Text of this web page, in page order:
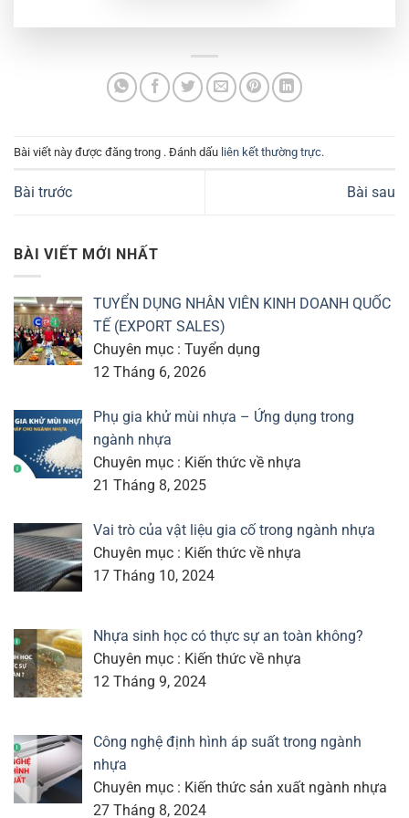
Bài viết này được đăng trong . Đánh dấu liên kết thường trực.
Bài trước Bài sau
BÀI VIẾT MỚI NHẤT
TUYỂN DỤNG NHÂN VIÊN KINH DOANH QUỐC
TẾ (EXPORT SALES)
Chuyên mục : Tuyển dụng
12 Tháng 6, 2026
Phụ gia khử mùi nhựa – Ứng dụng trong
ngành nhựa
Chuyên mục : Kiến thức về nhựa
21 Tháng 8, 2025
Vai trò của vật liệu gia cố trong ngành nhựa
Chuyên mục : Kiến thức về nhựa
17 Tháng 10, 2024
Nhựa sinh học có thực sự an toàn không?
Chuyên mục : Kiến thức về nhựa
12 Tháng 9, 2024
Công nghệ định hình áp suất trong ngành
nhựa
Chuyên mục : Kiến thức sản xuất ngành nhựa
27 Tháng 8, 2024